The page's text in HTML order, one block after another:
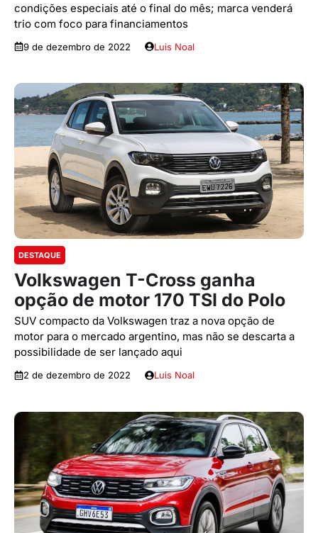
condições especiais até o final do mês; marca venderá
trio com foco para financiamentos
9 de dezembro de 2022 Luis Noal
DESTAQUE
Volkswagen T-Cross ganha
opção de motor 170 TSI do Polo
SUV compacto da Volkswagen traz a nova opção de
motor para o mercado argentino, mas não se descarta a
possibilidade de ser lançado aqui
2 de dezembro de 2022 Luis Noal